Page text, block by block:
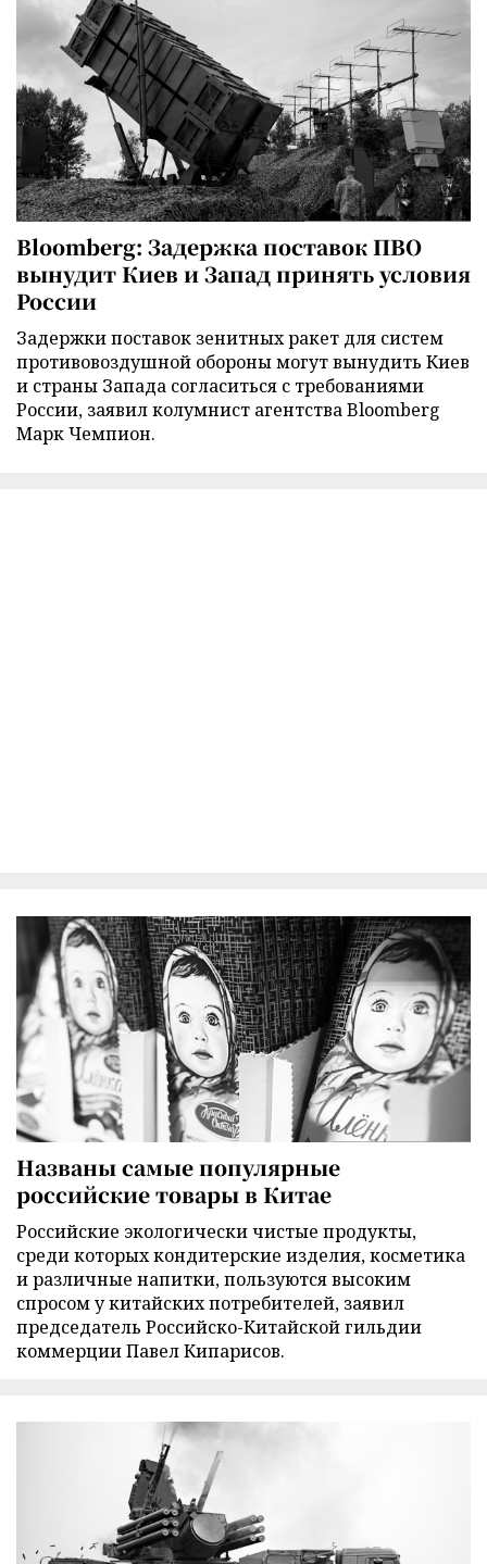
Bloomberg: Задержка поставок ПВО
вынудит Киев и Запад принять условия
России
Задержки поставок зенитных ракет для систем
противовоздушной обороны могут вынудить Киев
и страны Запада согласиться с требованиями
России, заявил колумнист агентства Bloomberg
Марк Чемпион.
Названы самые популярные
российские товары в Китае
Российские экологически чистые продукты,
среди которых кондитерские изделия, косметика
и различные напитки, пользуются высоким
спросом у китайских потребителей, заявил
председатель Российско-Китайской гильдии
коммерции Павел Кипарисов.